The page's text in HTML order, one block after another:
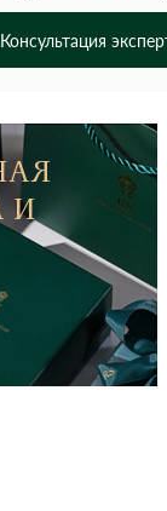
Консультация
И